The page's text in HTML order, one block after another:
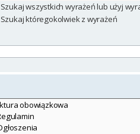
Szukaj wszystkich wyrażeń lub użyj
Szukaj któregokolwiek z wyrażeń